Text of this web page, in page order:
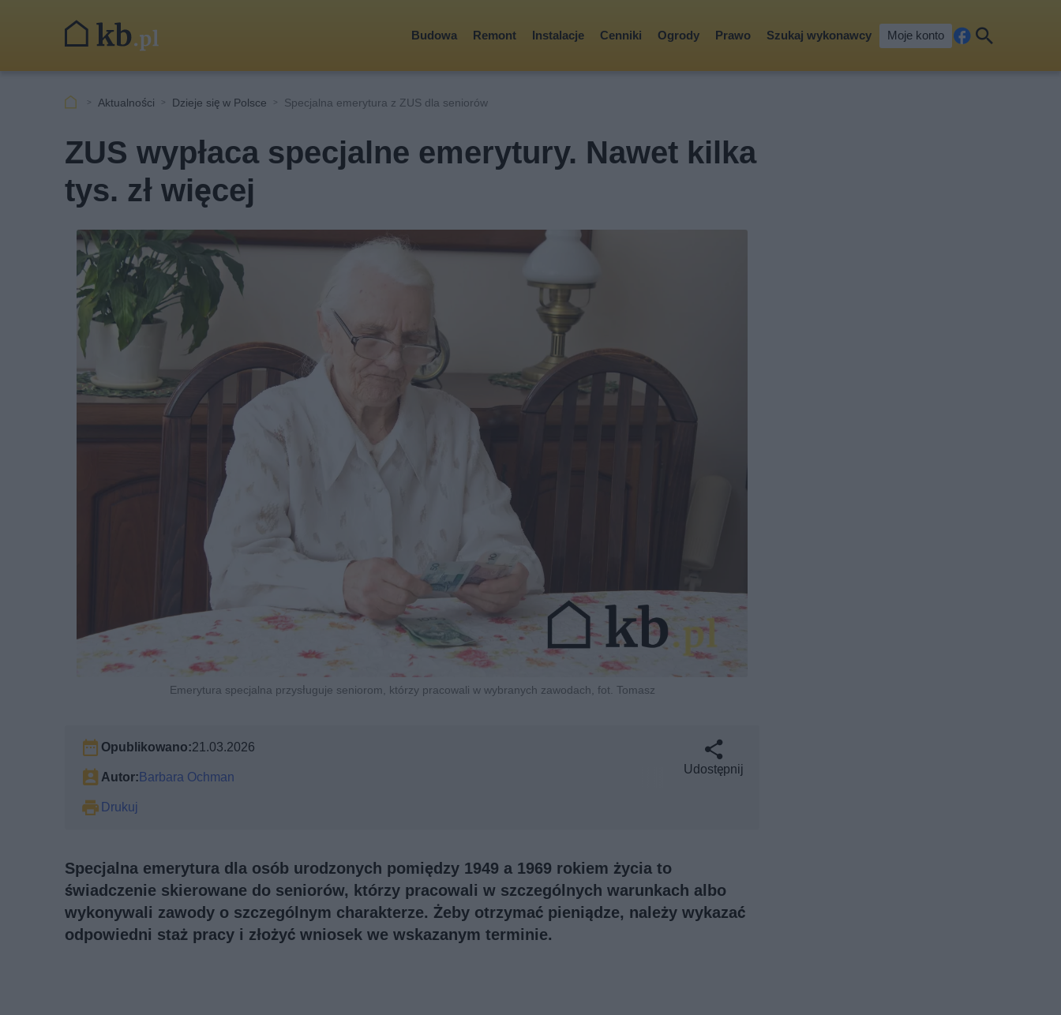
Budowa Remont Instalacje Cenniki Ogrody Prawo Szukaj wykonawcy Moje konto
cebkaj
Aktualności Dzieje się w Polsce Specjalna emerytura z ZUS dla seniorów
ZUS wypłaca specjalne emerytury. Nawet kilka
tys. zł więcej
Emerytura specjalna przysługuje seniorom, którzy pracowali w wybranych zawodach, fot. Tomasz
Opublikowano:21.03.2026
Autor:Barbara Ochman
Drukuj
Udostępnij
Specjalna emerytura dla osób urodzonych pomiędzy 1949 a 1969 rokiem życia to
świadczenie skierowane do seniorów, którzy pracowali w szczególnych warunkach albo
wykonywali zawody o szczególnym charakterze. Żeby otrzymać pieniądze, należy wykazać
odpowiedni staż pracy i złożyć wniosek we wskazanym terminie.